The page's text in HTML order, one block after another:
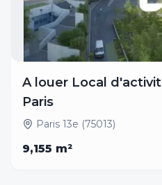
A louer Local
Paris
Paris 13e (75013)
9,155 m²